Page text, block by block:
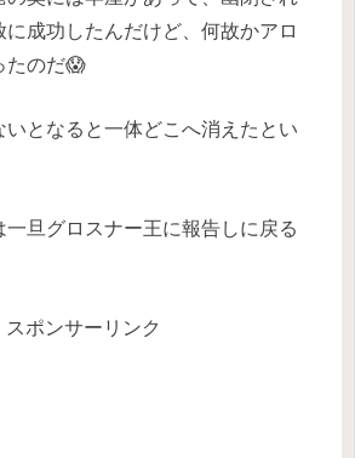
に成功したんだけど、何故かアロ
たのだ😱
いとなると一体どこへ消えたとい
一旦グロスナー王に報告しに戻る
スポンサーリンク